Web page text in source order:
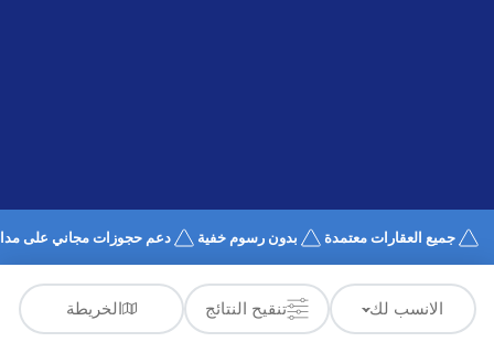
كيف
تعمل؟
الأسئلة
الشائعة
جميع العقارات معتمدة بدون رسوم خفية دعم حجوزات مجاني على مدار
الانسب لك تنقيح النتائج الخريطة